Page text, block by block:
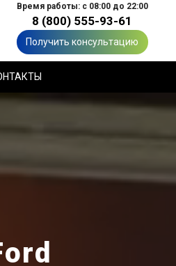
Время работы: с 08:00 до 22:00
8 (800) 555-93-61
Получить консультацию